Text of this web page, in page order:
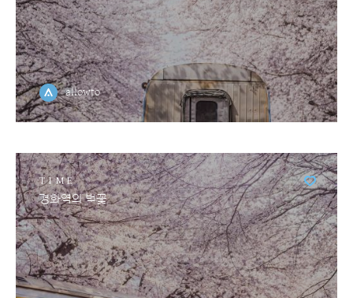
allowto
TIME
경화역의 벚꽃